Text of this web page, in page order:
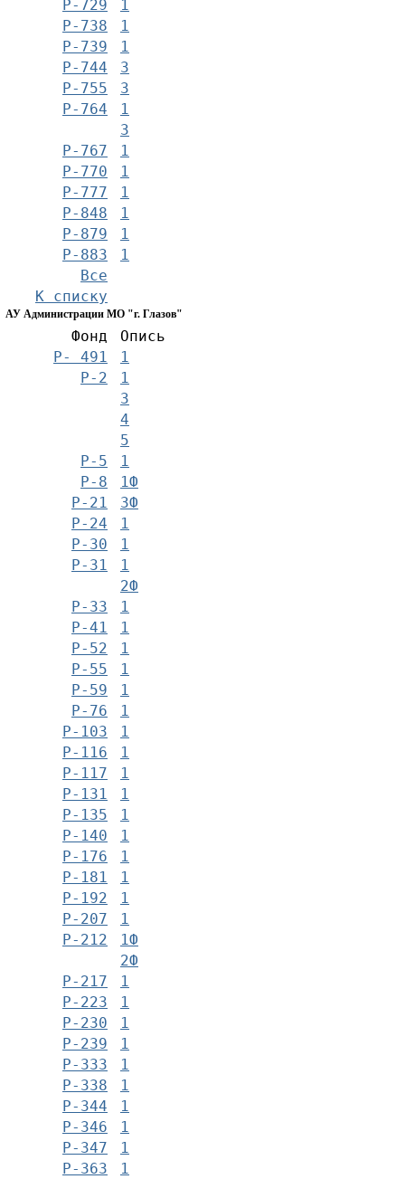
Р-729
1
Р-738
1
Р-739
1
Р-744
3
Р-755
3
Р-764
1
3
Р-767
1
Р-770
1
Р-777
1
Р-848
1
Р-879
1
Р-883
1
Все
К списку
АУ Администрации МО "г. Глазов"
Фонд
Опись
Р- 491
1
Р-2
1
3
4
5
Р-5
Р-8
1
Р-21
1Ф
3Ф
Р-24
1
Р-30
1
Р-31
1
2Ф
Р-33
1
Р-41
1
Р-52
1
Р-55
1
Р-59
1
Р-76
1
Р-103
1
Р-116
1
Р-117
1
Р-131
1
Р-135
1
Р-140
1
Р-176
1
Р-181
1
Р-192
1
Р-207
1
Р-212
1Ф
2Ф
Р-217
1
Р-223
1
Р-230
1
Р-239
1
Р-333
1
Р-338
1
Р-344
1
Р-346
1
Р-347
1
Р-363
1